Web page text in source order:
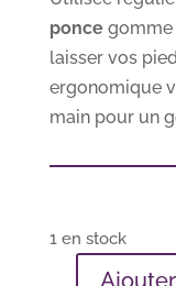
ponce gomme
laisser vos
ergonomique
main pour un
1 en stock